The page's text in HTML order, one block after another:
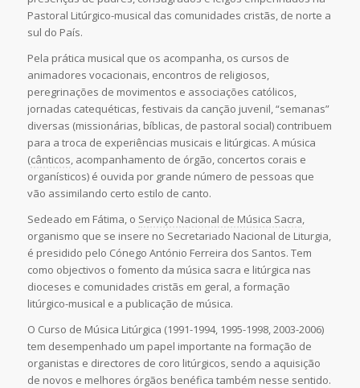
Pastoral Litúrgico-musical das comunidades cristãs, de norte a
sul do País.
Pela prática musical que os acompanha, os cursos de
animadores vocacionais, encontros de religiosos,
peregrinações de movimentos e associações católicos,
jornadas catequéticas, festivais da canção juvenil, “semanas”
diversas (missionárias, bíblicas, de pastoral social) contribuem
para a troca de experiências musicais e litúrgicas. A música
(cânticos, acompanhamento de órgão, concertos corais e
organísticos) é ouvida por grande número de pessoas que
vão assimilando certo estilo de canto.
Sedeado em Fátima, o Serviço Nacional de Música Sacra,
organismo que se insere no Secretariado Nacional de Liturgia,
é presidido pelo Cónego António Ferreira dos Santos. Tem
como objectivos o fomento da música sacra e litúrgica nas
dioceses e comunidades cristãs em geral, a formação
litúrgico-musical e a publicação de música.
O Curso de Música Litúrgica (1991-1994, 1995-1998, 2003-2006)
tem desempenhado um papel importante na formação de
organistas e directores de coro litúrgicos, sendo a aquisição
de novos e melhores órgãos benéfica também nesse sentido.